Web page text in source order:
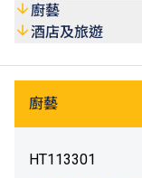
廚藝
酒店及旅遊
廚藝
HT113301